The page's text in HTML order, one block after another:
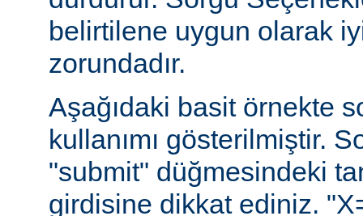
belirtilene uygun olarak
zorundadır.
Aşağıdaki basit örnekte
kullanımı gösterilmiştir.
"submit" düğmesindeki
girdisine dikkat ediniz.